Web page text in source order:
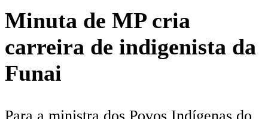
Minuta de MP cria
carreira de indigenista da
Funai